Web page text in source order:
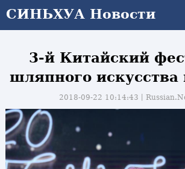
СИНЬХУА Новости
3-й Китайский
шляпного
2018-09-22 10:14:43丨